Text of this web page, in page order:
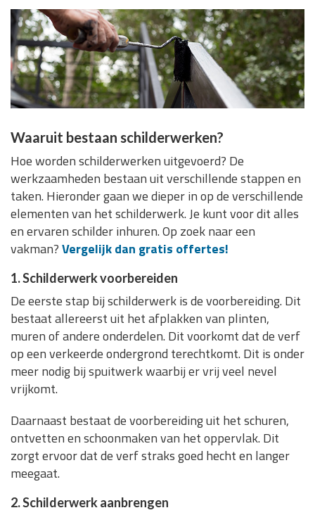
Waaruit bestaan schilderwerken?
Hoe worden schilderwerken uitgevoerd? De
werkzaamheden bestaan uit verschillende stappen en
taken. Hieronder gaan we dieper in op de verschillende
elementen van het schilderwerk. Je kunt voor dit alles
en ervaren schilder inhuren. Op zoek naar een
vakman?Vergelijk dan gratis offertes!
1. Schilderwerk voorbereiden
De eerste stap bij schilderwerk is de voorbereiding. Dit
bestaat allereerst uit het afplakken van plinten,
muren of andere onderdelen. Dit voorkomt dat de verf
op een verkeerde ondergrond terechtkomt. Dit is onder
meer nodig bij spuitwerk waarbij er vrij veel nevel
vrijkomt.
Daarnaast bestaat de voorbereiding uit het schuren,
ontvetten en schoonmaken van het oppervlak. Dit
zorgt ervoor dat de verf straks goed hecht en langer
meegaat.
2. Schilderwerk aanbrengen